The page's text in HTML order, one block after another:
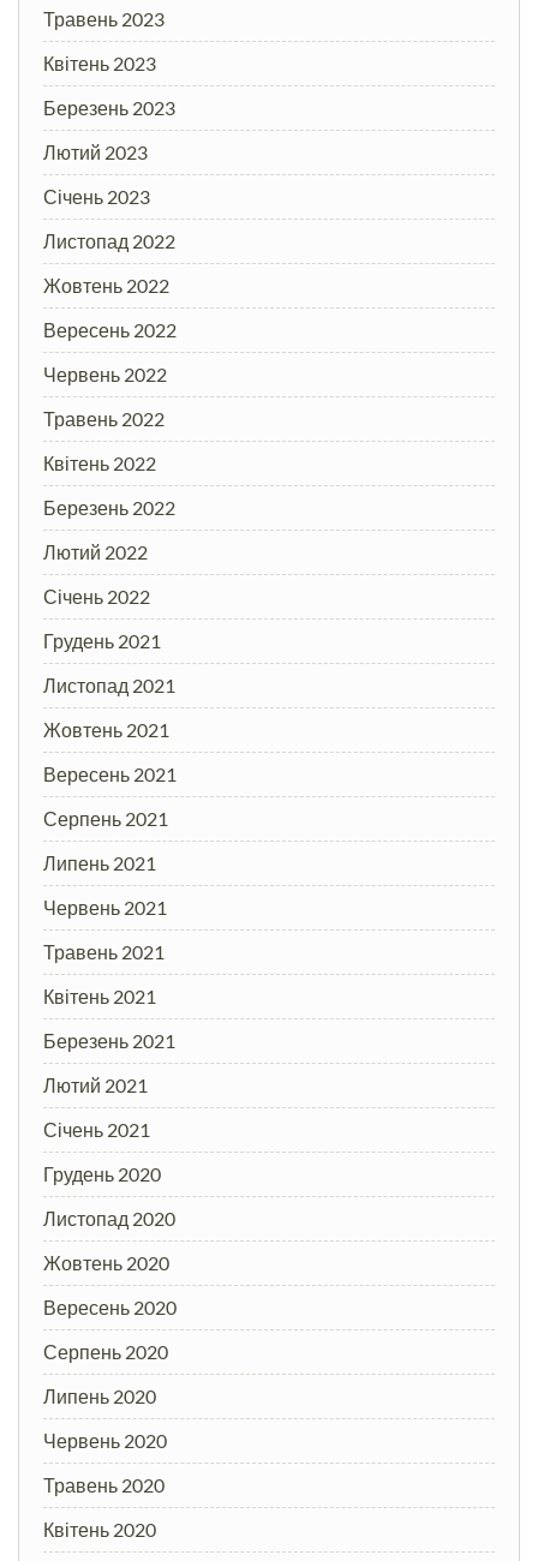
Травень 2023
Квітень 2023
Березень 2023
Лютий 2023
Січень 2023
Листопад 2022
Жовтень 2022
Вересень 2022
Червень 2022
Травень 2022
Квітень 2022
Березень 2022
Лютий 2022
Січень 2022
Грудень 2021
Листопад 2021
Жовтень 2021
Вересень 2021
Серпень 2021
Липень 2021
Червень 2021
Травень 2021
Квітень 2021
Березень 2021
Лютий 2021
Січень 2021
Грудень 2020
Листопад 2020
Жовтень 2020
Вересень 2020
Серпень 2020
Липень 2020
Червень 2020
Травень 2020
Квітень 2020